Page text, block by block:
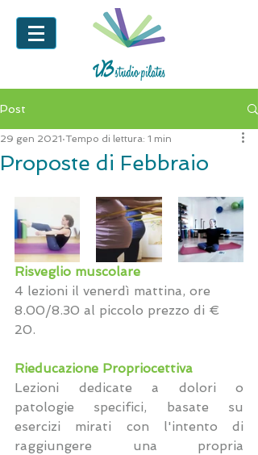
Post
Proposte di Febbraio
29 gen 2021 Tempo di lettura: 1 min
Risveglio muscolare
4 lezioni il venerdì mattina, ore
8.00/8.30 al piccolo prezzo di €
20.
Rieducazione Propriocettiva
Lezioni dedicate a dolori o
patologie specifici, basate su
esercizi mirati con l'intento di
raggiungere una propria